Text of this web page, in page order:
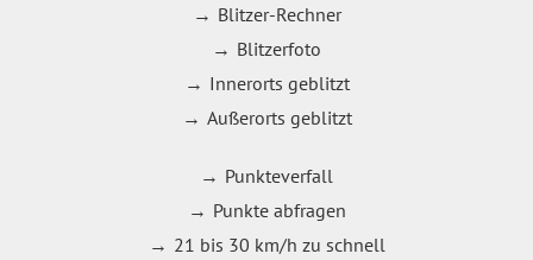
Blitzer-Rechner
Blitzerfoto
Innerorts geblitzt
Außerorts geblitzt
Punkteverfall
Punkte abfragen
21 bis 30 km/h zu schnell